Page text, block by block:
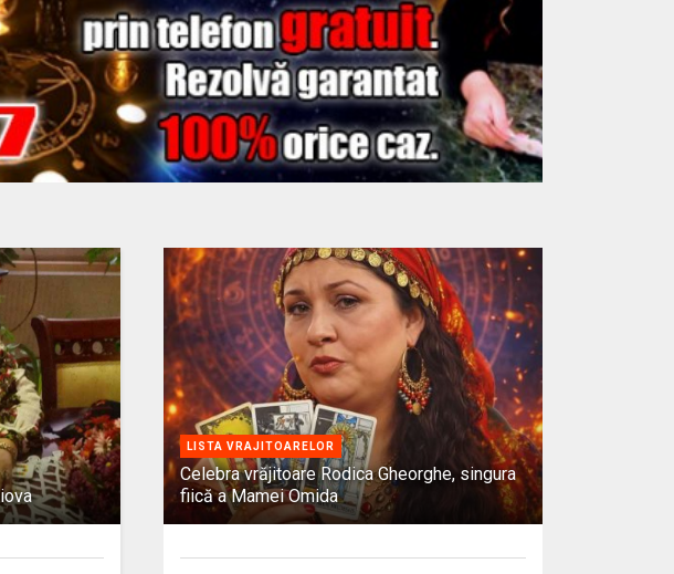
LISTA VRAJITOARELOR
Celebra vrăjitoare Rodica Gheorghe, singura
fiică a Mamei Omida